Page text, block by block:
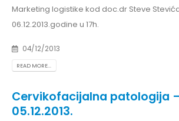
Marketing logistike kod doc.dr Steve
06.12.2013.godine u 17h.
04/12/2013
READ MORE...
Cervikofacijalna patologija
05.12.2013.